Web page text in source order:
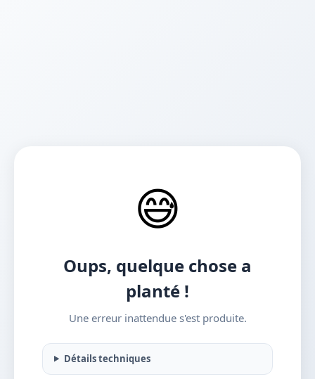
😅
Oups, quelque chose a
planté !
Une erreur inattendue s'est produite.
Détails techniques